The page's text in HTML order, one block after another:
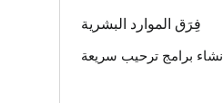
فِرَق الموارد البشرية
إنشاء برامج ترحيب سريعة